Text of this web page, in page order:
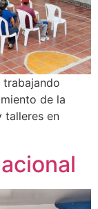
trabajando
de la
talleres en